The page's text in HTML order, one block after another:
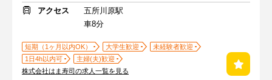
アクセス
五所川原駅
車8分
短期（1ヶ月以内OK） 大学生歓迎
未経験者歓迎
1日4h以内可
主婦(夫)歓迎
株式会社はま寿司の求人一覧を見る